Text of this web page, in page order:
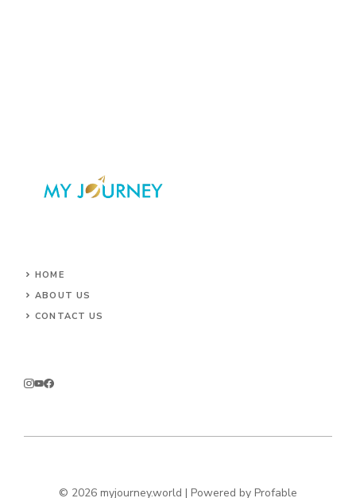
HOME
ABOUT US
CONTACT US
© 2026 myjourney.world | Powered by Profable